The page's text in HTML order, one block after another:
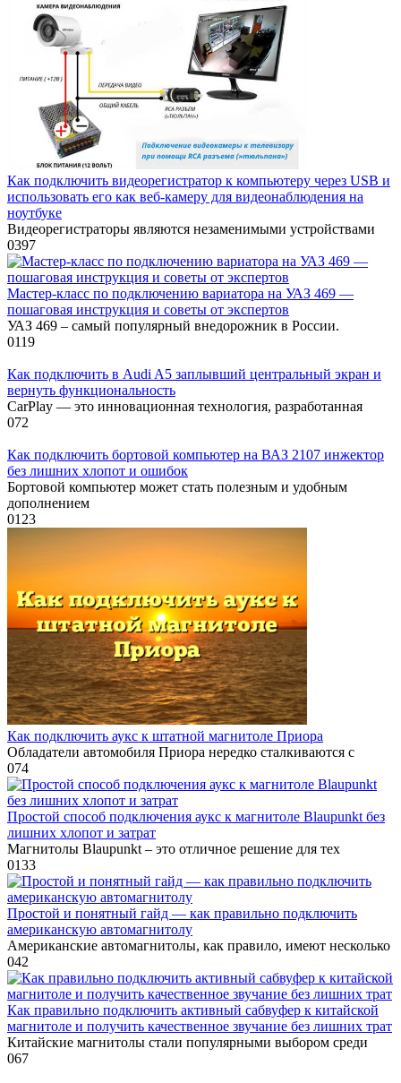
Как подключить видеорегистратор к компьютеру через USB и
использовать его как веб-камеру для видеонаблюдения на
ноутбуке
Видеорегистраторы являются незаменимыми устройствами
0397
Мастер-класс по подключению вариатора на УАЗ 469 —
пошаговая инструкция и советы от экспертов
УАЗ 469 – самый популярный внедорожник в России.
0119
Как подключить в Audi A5 заплывший центральный экран и
вернуть функциональность
CarPlay — это инновационная технология, разработанная
072
Как подключить бортовой компьютер на ВАЗ 2107 инжектор
без лишних хлопот и ошибок
Бортовой компьютер может стать полезным и удобным
дополнением
0123
Как подключить аукс к штатной магнитоле Приора
Обладатели автомобиля Приора нередко сталкиваются с
074
Простой способ подключения аукс к магнитоле Blaupunkt без
лишних хлопот и затрат
Магнитолы Blaupunkt – это отличное решение для тех
0133
Простой и понятный гайд — как правильно подключить
американскую автомагнитолу
Американские автомагнитолы, как правило, имеют несколько
042
Как правильно подключить активный сабвуфер к китайской
магнитоле и получить качественное звучание без лишних трат
Китайские магнитолы стали популярными выбором среди
067